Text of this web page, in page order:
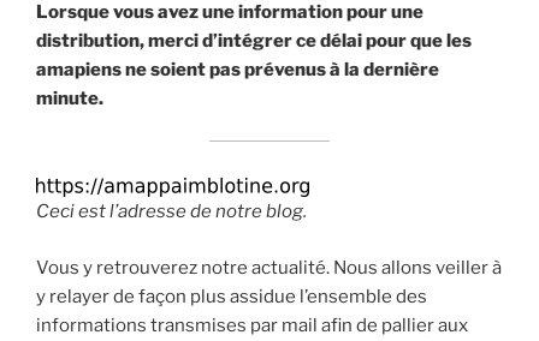
Lorsque vous avez une information pour une
distribution, merci d’intégrer ce délai pour que les
amapiens ne soient pas prévenus à la dernière
minute.
Ceci est l’adresse de notre blog.
Vous y retrouverez notre actualité. Nous allons veiller à
y relayer de façon plus assidue l’ensemble des
informations transmises par mail afin de pallier aux